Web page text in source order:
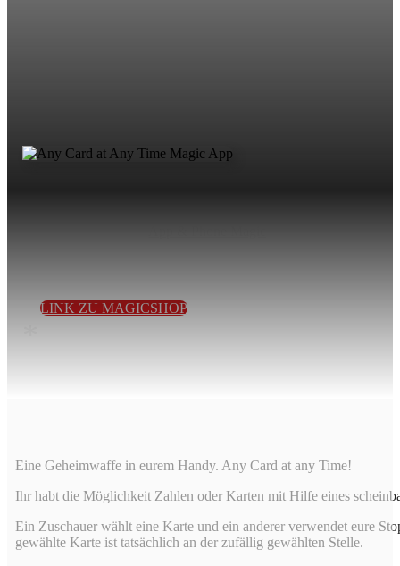
LINK ZU MAGICSHOP
*
Eine Geheimwaffe in eurem Handy. Any Card at any Time!
Ihr habt die Möglichkeit Zahlen oder Karten mit Hilfe eines
Ein Zuschauer wählt eine Karte und ein anderer verwendet eure
gewählte Karte ist tatsächlich an der zufällig gewählten Stelle.